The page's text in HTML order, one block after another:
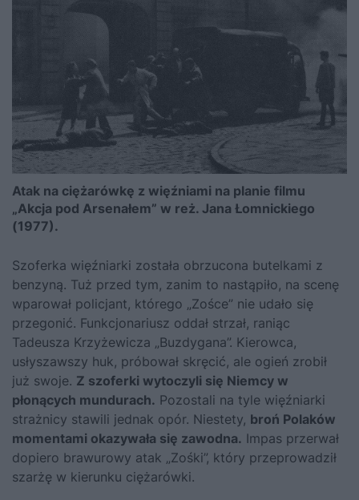
Atak na ciężarówkę z więźniami na planie filmu
„Akcja pod Arsenałem” w reż. Jana Łomnickiego
(1977).
Szoferka więźniarki została obrzucona butelkami z
benzyną. Tuż przed tym, zanim to nastąpiło, na scenę
wparował policjant, którego „Zośce” nie udało się
przegonić. Funkcjonariusz oddał strzał, raniąc
Tadeusza Krzyżewicza „Buzdygana”. Kierowca,
usłyszawszy huk, próbował skręcić, ale ogień zrobił
już swoje. Z szoferki wytoczyli się Niemcy w
płonących mundurach. Pozostali na tyle więźniarki
strażnicy stawili jednak opór. Niestety, broń Polaków
momentami okazywała się zawodna. Impas przerwał
dopiero brawurowy atak „Zośki”, który przeprowadził
szarżę w kierunku ciężarówki.